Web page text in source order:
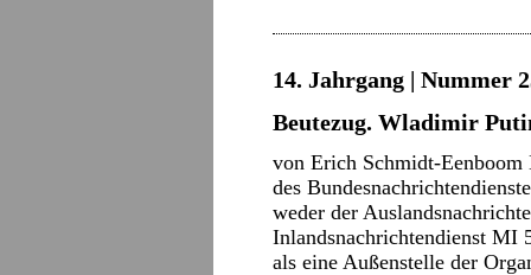
14. Jahrgang | Nummer
Beutezug. Wladimir
von Erich Schmidt-
des
weder der
Inlandsnachrichtendienst MI
als eine Außenstelle der